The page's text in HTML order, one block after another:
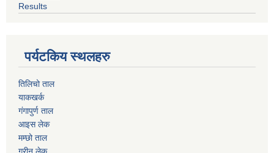
Results
पर्यटकिय स्थलहरु
तिलिचो ताल
याकखर्क
गंगापुर्ण ताल
आइस लेक
मम्छो ताल